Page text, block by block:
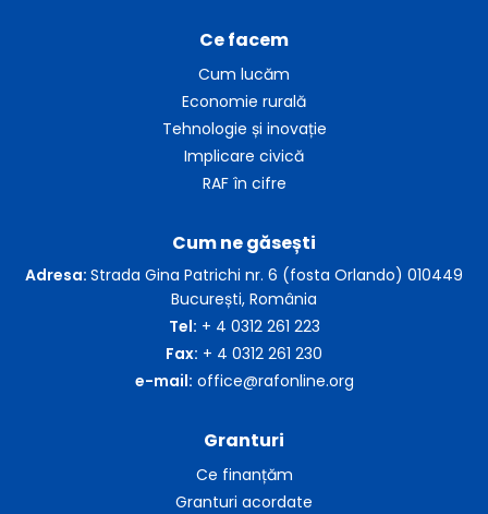
Ce facem
Cum lucăm
Economie rurală
Tehnologie și inovație
Implicare civică
RAF în cifre
Granturi
Ce finanțăm
Granturi acordate
Cum ne găsești
Adresa: Strada Gina Patrichi nr. 6 (fosta Orlando) 010449
București, România
Tel: + 4 0312 261 223
Fax: + 4 0312 261 230
e-mail: office@rafonline.org